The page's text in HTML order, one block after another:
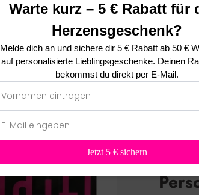
Warte kurz – 5 € Rabatt für
Herzensgeschenk?
Melde dich an und sichere dir 5 € Rabatt ab 50 €
auf personalisierte Lieblingsgeschenke. Deinen
bekommst du direkt per E-Mail.
Jetzt 5 € sichern